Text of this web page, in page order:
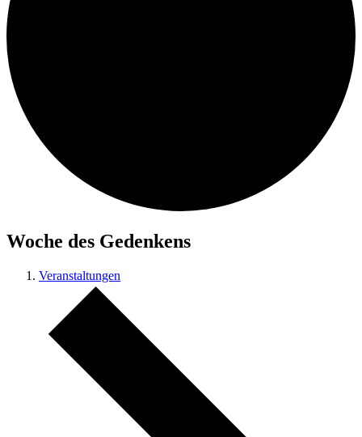
Woche des Gedenkens
Veranstaltungen